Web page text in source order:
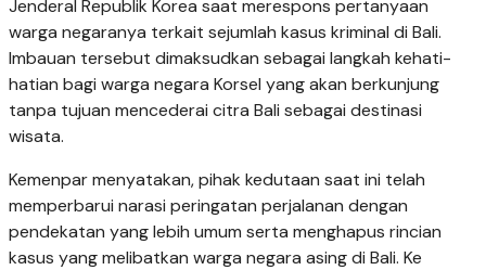
Jenderal Republik Korea saat merespons pertanyaan
warga negaranya terkait sejumlah kasus kriminal di Bali.
Imbauan tersebut dimaksudkan sebagai langkah kehati-
hatian bagi warga negara Korsel yang akan berkunjung
tanpa tujuan mencederai citra Bali sebagai destinasi
wisata.
Kemenpar menyatakan, pihak kedutaan saat ini telah
memperbarui narasi peringatan perjalanan dengan
pendekatan yang lebih umum serta menghapus rincian
kasus yang melibatkan warga negara asing di Bali. Ke